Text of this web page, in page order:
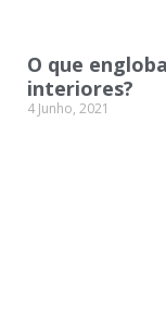
O que
interiores?
4 Junho, 2021